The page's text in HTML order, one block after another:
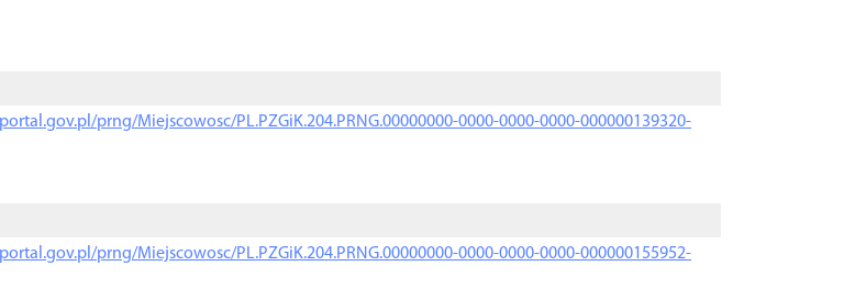
prng/Miejscowosc/PL.PZGiK.204.PRNG.00000000-0000-0000-0000-000000139320-
prng/Miejscowosc/PL.PZGiK.204.PRNG.00000000-0000-0000-0000-000000155952-